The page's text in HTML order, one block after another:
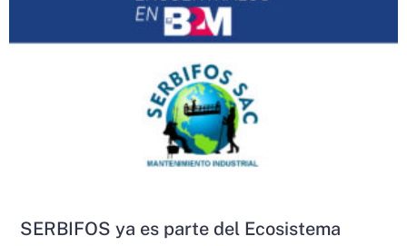
SERBIFOS ya es parte del Ecosistema